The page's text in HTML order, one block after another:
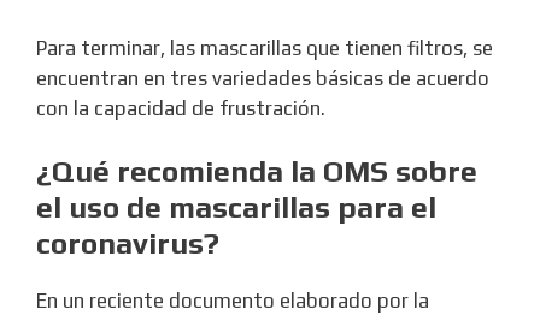
Para terminar, las mascarillas que tienen filtros, se
encuentran en tres variedades básicas de acuerdo
con la capacidad de frustración.
¿Qué recomienda la OMS sobre
el uso de mascarillas para el
coronavirus?
En un reciente documento elaborado por la